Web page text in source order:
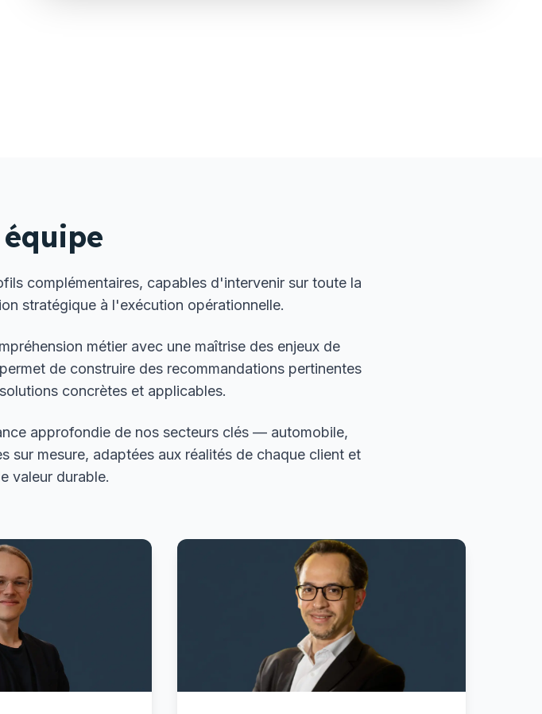
complémentaires, capables d'intervenir sur toute la
stratégique à l'exécution opérationnelle.
métier avec une maîtrise des enjeux de
de construire des recommandations pertinentes
concrètes et applicables.
approfondie de nos secteurs clés — automobile,
mesure, adaptées aux réalités de chaque client et
valeur durable.